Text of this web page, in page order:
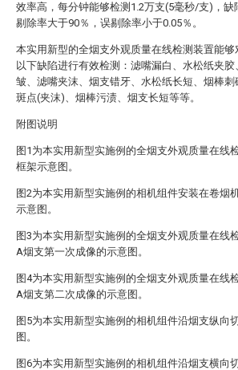
效率高，每分钟能够检测1.2万支(5毫秒/支)，缺
剔除率大于90％，误剔除率小于0.05％。
本实用新型的全烟支外观质量在线检测装置能够
以下缺陷进行有效检测：滤嘴漏白、水松纸夹胶
皱、滤嘴夹沫、烟支错牙、水松纸长短、烟棒刺
斑点(夹沫)、烟棒污渍、烟支长短等等。
附图说明
图1为本实用新型实施例的全烟支外观质量在线
框架示意图。
图2为本实用新型实施例的相机组件安装在卷烟
示意图。
图3为本实用新型实施例的全烟支外观质量在线
A烟支第一次成像的示意图。
图4为本实用新型实施例的全烟支外观质量在线
A烟支第二次成像的示意图。
图5为本实用新型实施例的相机组件沿烟支纵向
图。
图6为本实用新型实施例的相机组件沿烟支横向